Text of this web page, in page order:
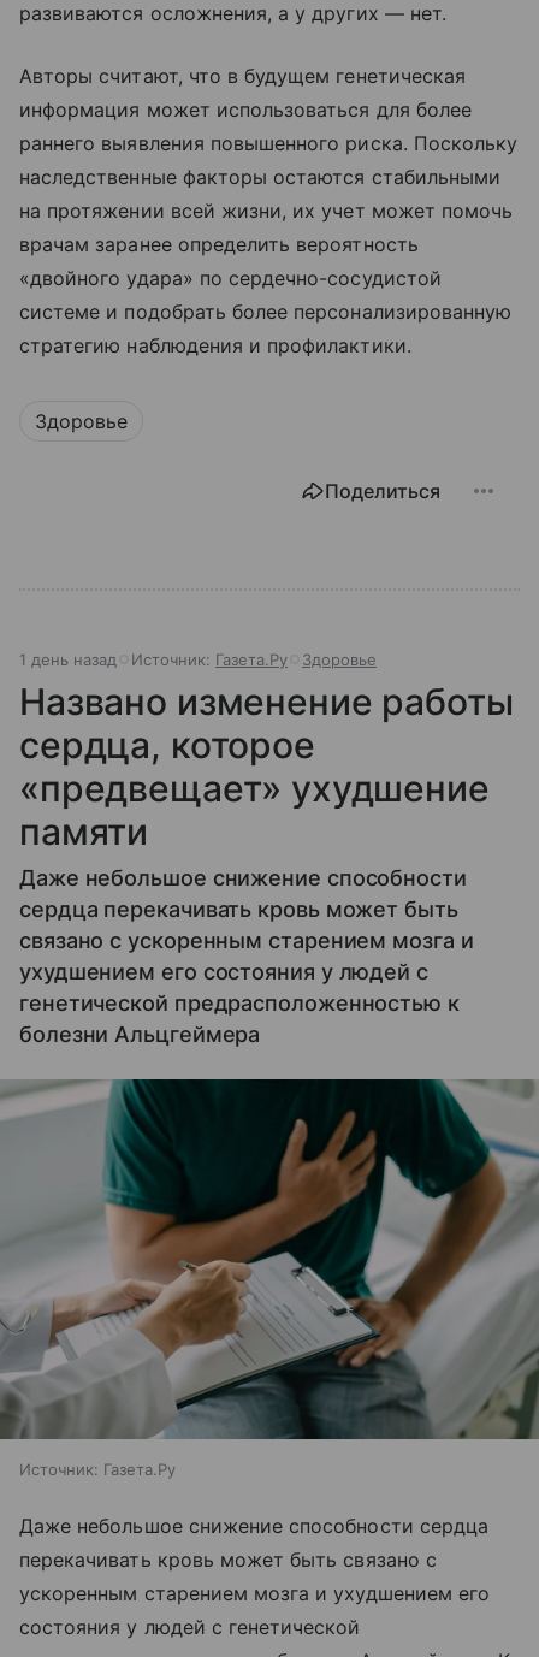
развиваются осложнения, а у других — нет.
Авторы считают, что в будущем генетическая
информация может использоваться для более
раннего выявления повышенного риска. Поскольку
наследственные факторы остаются стабильными
на протяжении всей жизни, их учет может помочь
врачам заранее определить вероятность
«двойного удара» по сердечно-сосудистой
системе и подобрать более персонализированную
стратегию наблюдения и профилактики.
Здоровье
Поделиться
1 день назад Источник: Газета.Ру Здоровье
Названо изменение работы
сердца, которое
«предвещает» ухудшение
памяти
Даже небольшое снижение способности
сердца перекачивать кровь может быть
связано с ускоренным старением мозга и
ухудшением его состояния у людей с
генетической предрасположенностью к
болезни Альцгеймера
Источник: Газета.Ру
Даже небольшое снижение способности сердца
перекачивать кровь может быть связано с
ускоренным старением мозга и ухудшением его
состояния у людей с генетической